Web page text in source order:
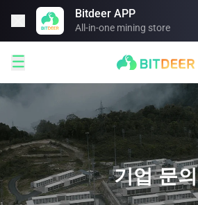
Bitdeer APP
All-in-one mining store

기업 문의